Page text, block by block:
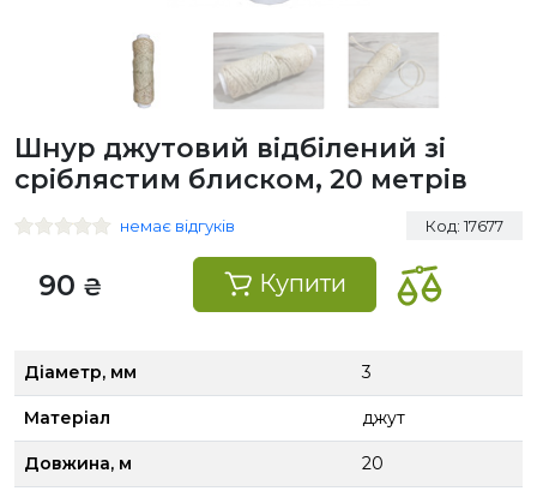
Шнур джутовий відбілений зі
сріблястим блиском, 20 метрів
немає відгуків Код: 17677
90 ₴ Купити
Діаметр, мм 3
Матеріал джут
Довжина, м 20